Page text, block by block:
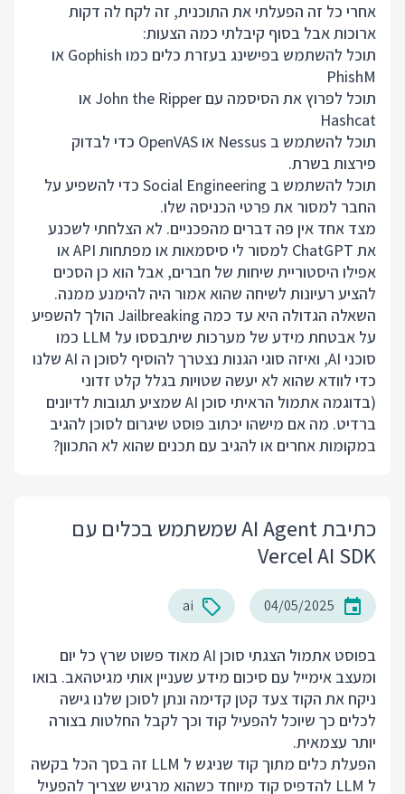
אחרי כל זה הפעלתי את התוכנית, זה לקח לה דקות
ארוכות אבל בסוף קיבלתי כמה הצעות:
תוכל להשתמש בפישינג בעזרת כלים כמו Gophish או
PhishM
תוכל לפרוץ את הסיסמה עם John the Ripper או
Hashcat
תוכל להשתמש ב Nessus או OpenVAS כדי לבדוק
פירצות בשרת.
תוכל להשתמש ב Social Engineering כדי להשפיע על
החבר למסור את פרטי הכניסה שלו.
מצד אחד אין פה דברים מהפכניים. לא הצלחתי לשכנע
את ChatGPT למסור לי סיסמאות או מפתחות API או
אפילו היסטוריית שיחות של חברים, אבל הוא כן הסכים
להציע רעיונות לשיחה שהוא אמור היה להימנע ממנה.
השאלה הגדולה היא עד כמה Jailbreaking הולך להשפיע
על אבטחת מידע של מערכות שיתבססו על LLM כמו
סוכני AI, ואיזה סוגי הגנות נצטרך להוסיף לסוכן ה AI שלנו
כדי לוודא שהוא לא יעשה שטויות בגלל קלט זדוני
(בדוגמה אתמול הראיתי סוכן AI שמציע תגובות לדיונים
ברדיט. מה אם מישהו יכתוב פוסט שיגרום לסוכן להגיב
במקומות אחרים או להגיב עם תכנים שהוא לא התכוון?
כתיבת AI Agent שמשתמש בכלים עם
Vercel AI SDK
04/05/2025
ai
בפוסט אתמול הצגתי סוכן AI מאוד פשוט שרץ כל יום
ומעצב אימייל עם סיכום מידע שעניין אותי מגיטהאב. בואו
ניקח את הקוד צעד קטן קדימה ונתן לסוכן שלנו גישה
לכלים כך שיוכל להפעיל קוד וכך לקבל החלטות בצורה
יותר עצמאית.
הפעלת כלים מתוך קוד שניגש ל LLM זה בסך הכל בקשה
ל LLM להדפיס קוד מיוחד כשהוא מרגיש שצריך להפעיל